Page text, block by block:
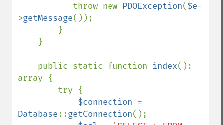
           throw new
PDOException($e-
>getMessage());
    public static function
index():
array {
$connection
Database::getConnection();